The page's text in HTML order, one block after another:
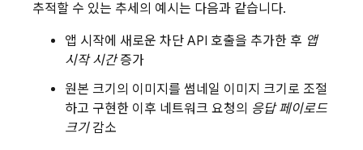
추적할 수 있는 추세의 예시는 다음과 같습니다.
앱 시작에 새로운 차단 API 호출을 추가한 후 앱
시작 시간증가
원본 크기의 이미지를 썸네일 이미지 크기로 조절
하고 구현한 이후 네트워크 요청의 응답 페이로드
크기감소